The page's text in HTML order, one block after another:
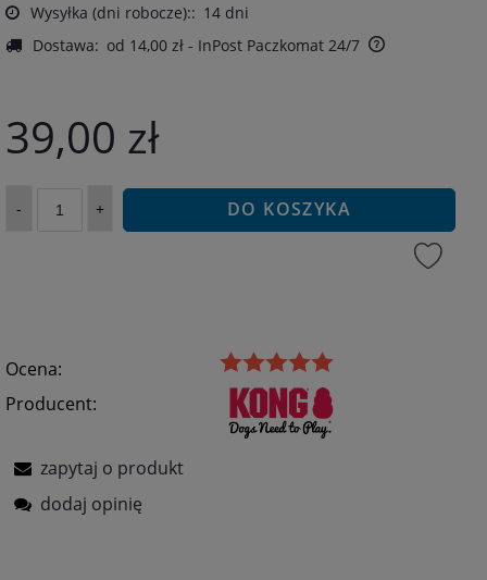
Wysyłka (dni robocze):: 14 dni
Dostawa: od 14,00 zł - InPost Paczkomat 24/7
39,00 zł
- + DO KOSZYKA
Ocena:
Producent:
zapytaj o produkt
dodaj opinię